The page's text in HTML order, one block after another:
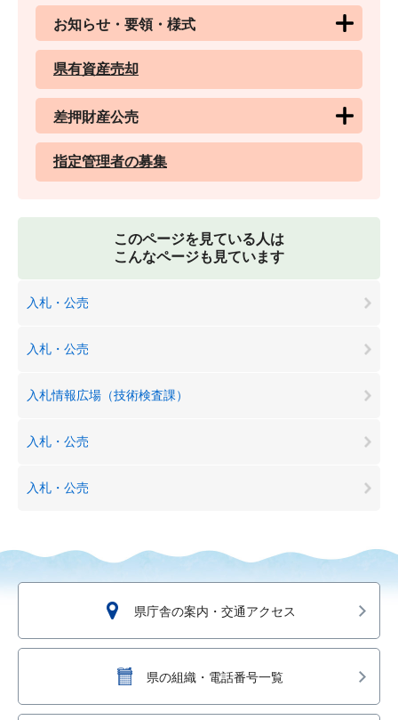
お知らせ・要領・様式
県有資産売却
差押財産公売
指定管理者の募集
このページを見ている人は
こんなページも見ています
入札・公売
入札・公売
入札情報広場（技術検査課）
入札・公売
入札・公売
県庁舎の案内・交通アクセス
県の組織・電話番号一覧